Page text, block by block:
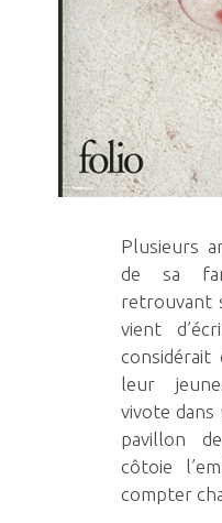
Plusieurs
de sa
retrouvant
vient
considérait
leur
vivote dans
pavillon
côtoie
compter